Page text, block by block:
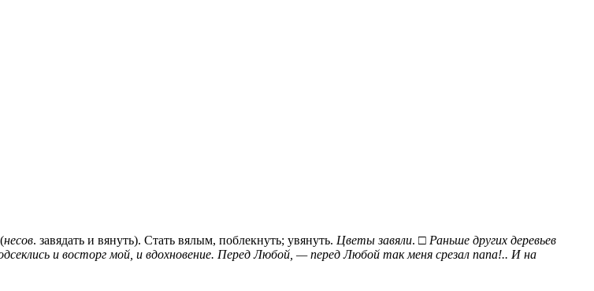
несов. завядать и вянуть). Стать вялым, поблекнуть; увянуть. Цветы завяли. □ Раньше других деревьев
и восторг мой, и вдохновение. Перед Любой, — перед Любой так меня срезал папа!.. И на